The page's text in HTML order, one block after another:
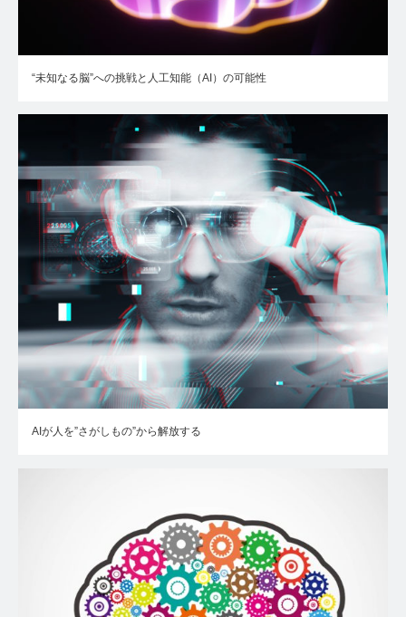
“未知なる脳”への挑戦と人工知能（AI）の可能性
AIが人を”さがしもの”から解放する